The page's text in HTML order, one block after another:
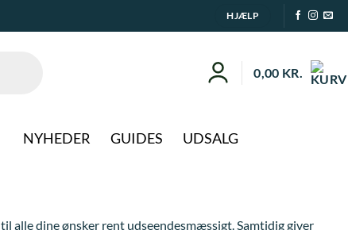
HJÆLP
0,00 KR.
NYHEDER GUIDES UDSALG
alle dine ønsker rent udseendesmæssigt. Samtidig giver